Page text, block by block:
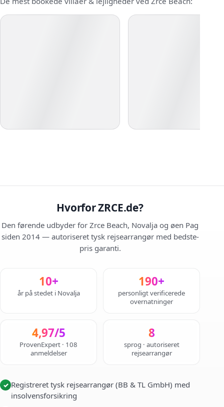
Hvorfor ZRCE.de?
Den førende udbyder for Zrce Beach, Novalja og øen Pag
siden 2014 — autoriseret tysk rejsearrangør med bedste-
pris garanti.
10+
år på stedet i Novalja
190+
personligt verificerede
overnatninger
4,97/5
ProvenExpert · 108
anmeldelser
8
sprog · autoriseret
rejsearrangør
✓ Registreret tysk rejsearrangør (BB & TL GmbH) med
insolvensforsikring